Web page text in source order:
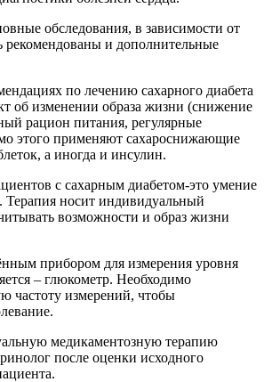
обследования, в зависимости от
рекомендованы и дополнительные
по лечению сахарного диабета
об изменении образа жизни (снижение
рацион питания, регулярные
этого применяют сахароснижающие
а иногда и инсулин.
с сахарным диабетом-это умение
Терапия носит индивидуальный
возможности и образ жизни
прибором для измерения уровня
– глюкометр. Необходимо
частоту измерений, чтобы
медикаментозную терапию
после оценки исходного